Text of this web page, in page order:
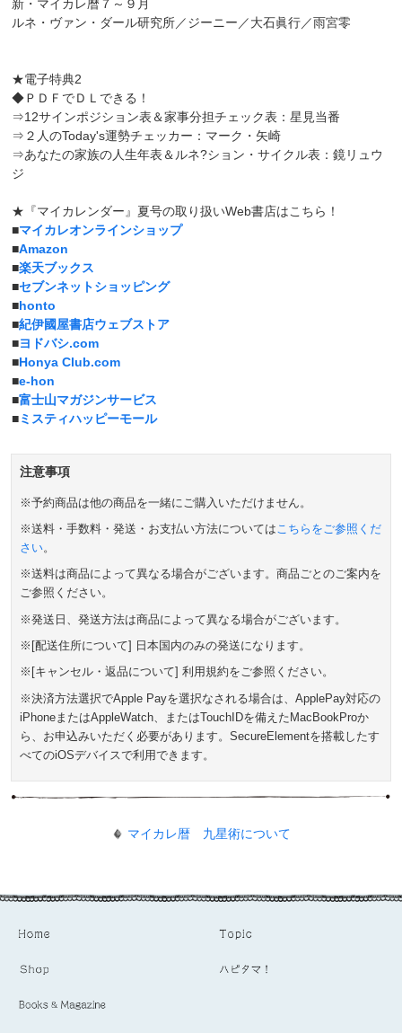
新・マイカレ暦７～９月
ルネ・ヴァン・ダール研究所／ジーニー／大石眞行／雨宮零
★電子特典2
◆ＰＤＦでＤＬできる！
⇒12サインポジション表＆家事分担チェック表：星見当番
⇒２人のToday's運勢チェッカー：マーク・矢崎
⇒あなたの家族の人生年表＆ルネ?ション・サイクル表：鏡リュウ
ジ
★『マイカレンダー』夏号の取り扱いWeb書店はこちら！
■マイカレオンラインショップ
■Amazon
■楽天ブックス
■セブンネットショッピング
■honto
■紀伊國屋書店ウェブストア
■ヨドバシ.com
■Honya Club.com
■e-hon
■富士山マガジンサービス
■ミスティハッピーモール
注意事項
※予約商品は他の商品を一緒にご購入いただけません。
※送料・手数料・発送・お支払い方法についてはこちらをご参照くだ
さい。
※送料は商品によって異なる場合がございます。商品ごとのご案内を
ご参照ください。
※発送日、発送方法は商品によって異なる場合がございます。
※[配送住所について] 日本国内のみの発送になります。
※[キャンセル・返品について] 利用規約をご参照ください。
※決済方法選択でApple Payを選択なされる場合は、ApplePay対応の
iPhoneまたはAppleWatch、またはTouchIDを備えたMacBookProか
ら、お申込みいただく必要があります。SecureElementを搭載したす
べてのiOSデバイスで利用できます。
マイカレ暦 九星術について